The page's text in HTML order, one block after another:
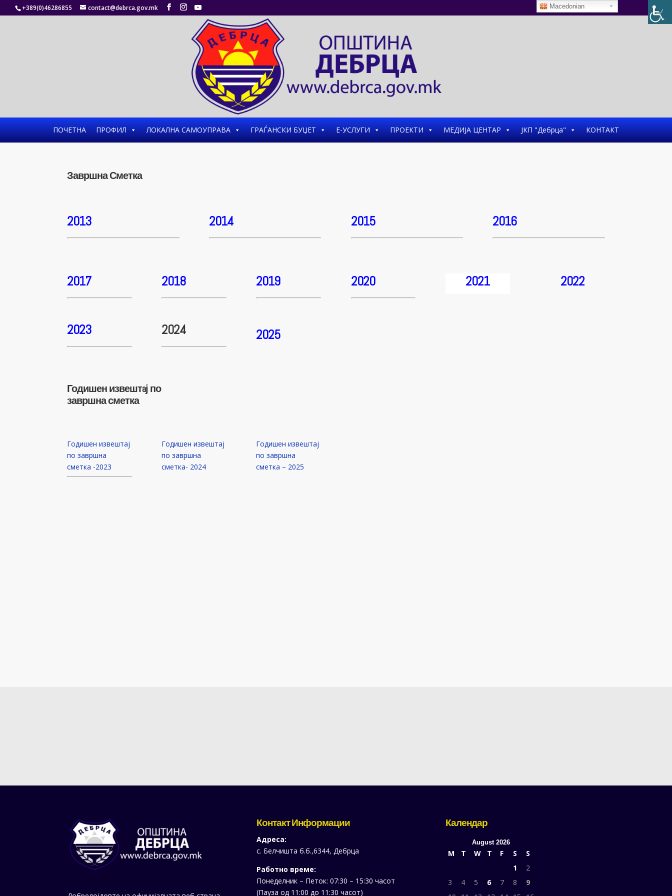
+389(0)46286855 contact@debrca.gov.mk
ПОЧЕТНА ПРОФИЛ ЛОКАЛНА САМОУПРАВА ГРАЃАНСКИ БУЏЕТ Е-УСЛУГИ ПРОЕКТИ МЕДИЈА ЦЕНТАР ЈКП "Дебрца" КОНТАКТ
Завршна Сметка
2013 2014 2015 2016
2017
2023
2018
2024
2019
2025
2020 2021 2022
Годишен извештaј по
завршна сметка
Годишен извештaј
по завршна
сметка -2023
Годишен извештај
по завршна
сметка- 2024
Годишен извештај
по завршна
сметка – 2025
Контакт Информации
Адреса:
с. Белчишта б.б.,6344, Дебрца
Работно време:
Понеделник – Петок: 07:30 – 15:30 часот
(Пауза од 11:00 до 11:30 часот)
Календар
August 2026
M T W T F S
S
1
2
3
4 5 6 7 8
9
Macedonian